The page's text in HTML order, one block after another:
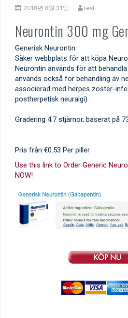
2018년 8월 31일 test
Neurontin 300 mg
Generisk Neurontin
Säker webbplats för att köpa
Neurontin används för att
används också för behandling av
associerad med herpes zoster-
postherpetisk neuralgi).
Gradering 4.7 stjärnor, baserat på
Pris från €0.53 Per piller
Use this link to Order Generic
NOW!